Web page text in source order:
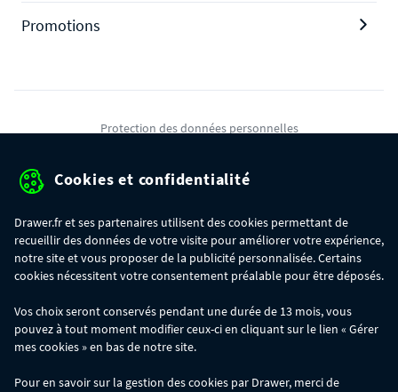
Promotions
Protection des données personnelles
Gérer mes cookies
commande :
- 30€ sur votre commande dès 300€ d'achat, avec le code BIKINI30
- 50€ sur votre commande dès 500€ d'achat, avec le code BIKINI50
Les codes BIKINI30, BIKINI50 et BIKINI100 ne sont valables que sur
Cookies et confidentialité
Drawer.fr et ses partenaires utilisent des cookies permettant de
recueillir des données de votre visite pour améliorer votre expérience,
notre site et vous proposer de la publicité personnalisée. Certains
cookies nécessitent votre consentement préalable pour être déposés.
Vos choix seront conservés pendant une durée de 13 mois, vous
pouvez à tout moment modifier ceux-ci en cliquant sur le lien « Gérer
mes cookies » en bas de notre site.
Pour en savoir sur la gestion des cookies par Drawer, merci de